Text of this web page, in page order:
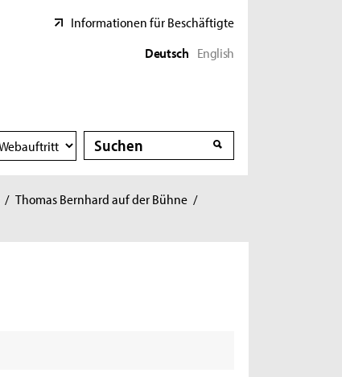
Informationen für Beschäftigte
Deutsch English
Suche
Suche
/ Thomas Bernhard auf der Bühne /